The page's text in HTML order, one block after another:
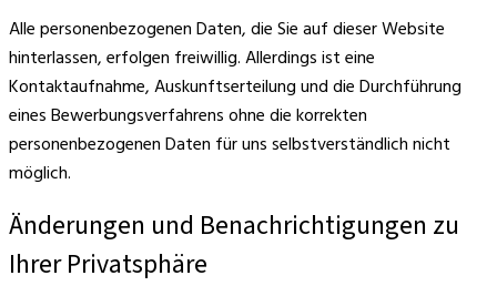
Alle personenbezogenen Daten, die Sie auf dieser Website
hinterlassen, erfolgen freiwillig. Allerdings ist eine
Kontaktaufnahme, Auskunftserteilung und die Durchführung
eines Bewerbungsverfahrens ohne die korrekten
personenbezogenen Daten für uns selbstverständlich nicht
möglich.
Änderungen und Benachrichtigungen zu
Ihrer Privatsphäre